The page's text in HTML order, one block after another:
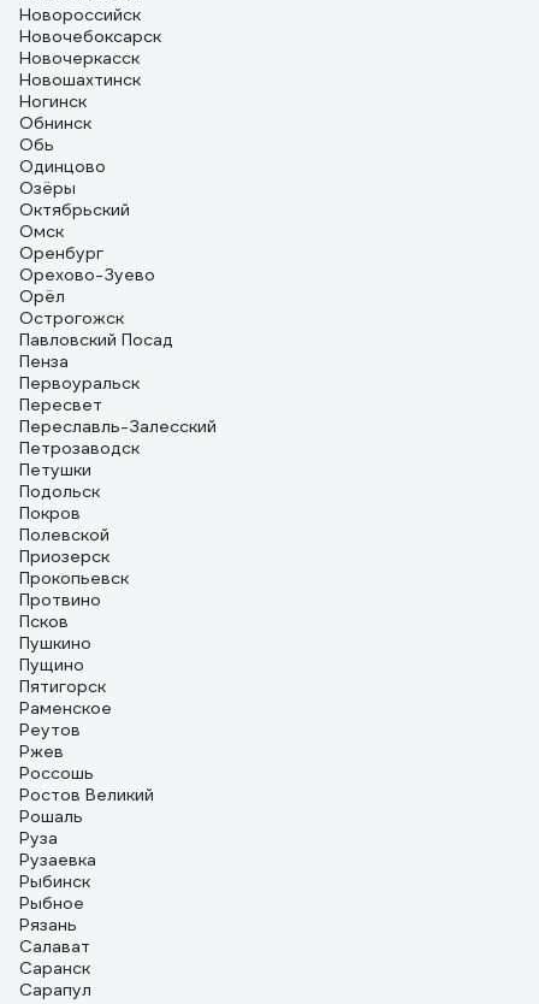
Новороссийск
Новочебоксарск
Новочеркасск
Новошахтинск
Ногинск
Обнинск
Обь
Одинцово
Озёры
Октябрьский
Омск
Оренбург
Орехово-Зуево
Орёл
Острогожск
Павловский Посад
Пенза
Первоуральск
Пересвет
Переславль-Залесский
Петрозаводск
Петушки
Подольск
Покров
Полевской
Приозерск
Прокопьевск
Протвино
Псков
Пушкино
Пущино
Пятигорск
Раменское
Реутов
Ржев
Россошь
Ростов Великий
Рошаль
Руза
Рузаевка
Рыбинск
Рыбное
Рязань
Салават
Саранск
Сарапул